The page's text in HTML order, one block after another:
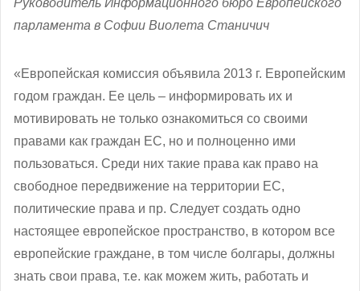
Руководитель Информационного бюро Европейского
парламента в Софии Виолета Станичич
«Европейская комиссия объявила 2013 г. Европейским
годом граждан. Ее цель – информировать их и
мотивировать не только ознакомиться со своими
правами как граждан ЕС, но и полноценно ими
пользоваться. Среди них такие права как право на
свободное передвижение на территории ЕС,
политические права и пр. Следует создать одно
настоящее европейское пространство, в котором все
европейские граждане, в том числе болгары, должны
знать свои права, т.е. как можем жить, работать и